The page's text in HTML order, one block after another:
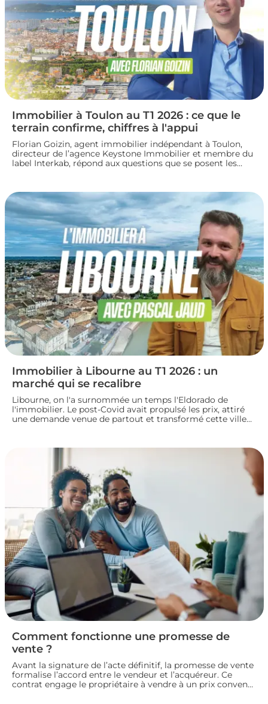
Immobilier à Toulon au T1 2026 : ce que le
terrain confirme, chiffres à l'appui
Florian Goizin, agent immobilier indépendant à Toulon,
directeur de l’agence Keystone Immobilier et membre du
label Interkab, répond aux questions que se posent les
révèle chaque jour.
Immobilier à Libourne au T1 2026 : un
marché qui se recalibre
Libourne, on l'a surnommée un temps l'Eldorado de
l'immobilier. Le post-Covid avait propulsé les prix, attiré
une demande venue de partout et transformé cette ville
Comment fonctionne une promesse de
vente ?
Avant la signature de l’acte définitif, la promesse de vente
formalise l’accord entre le vendeur et l’acquéreur. Ce
contrat engage le propriétaire à vendre à un prix convenu